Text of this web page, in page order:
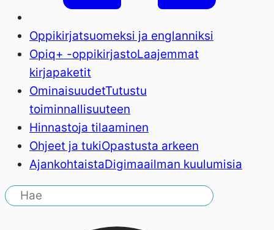
Oppikirjatsuomeksi ja englanniksi
Opiq+ -oppikirjastoLaajemmat
kirjapaketit
OminaisuudetTutustu
toiminnallisuuteen
Hinnastoja tilaaminen
Ohjeet ja tukiOpastusta arkeen
AjankohtaistaDigimaailman kuulumisia